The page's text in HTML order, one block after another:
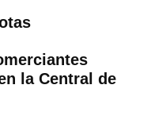
la Central de